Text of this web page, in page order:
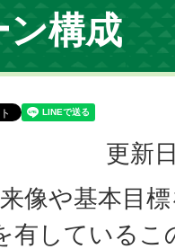
ン構成
更新
像や基本目
有しているこ